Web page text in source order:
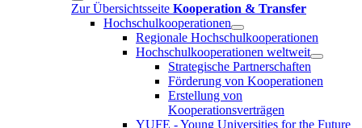
Zur Übersichtsseite Kooperation & Transfer
Hochschulkooperationen
Regionale Hochschulkooperationen
Hochschulkooperationen weltweit
Strategische Partnerschaften
Förderung von Kooperationen
Erstellung von
Kooperationsverträgen
YUFE - Young Universities for the Future